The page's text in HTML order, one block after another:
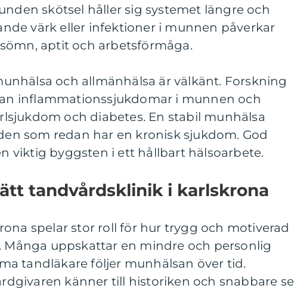
skötsel håller sig systemet längre och
värk eller infektioner i munnen påverkar
aptit och arbetsförmåga.
och allmänhälsa är välkänt. Forskning
inflammationssjukdomar i munnen och
och diabetes. En stabil munhälsa
som redan har en kronisk sjukdom. God
viktig byggsten i ett hållbart hälsoarbete.
tandvårdsklinik i karlskrona
spelar stor roll för hur trygg och motiverad
Många uppskattar en mindre och personlig
tandläkare följer munhälsan över tid.
känner till historiken och snabbare